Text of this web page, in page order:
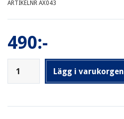
ARTIKELNR AX043
490:-
Lägg i varukorgen